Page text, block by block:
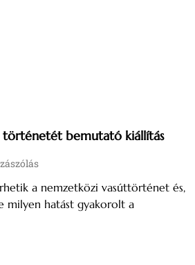
történetét bemutató kiállítás
a nemzetközi vasúttörténet és,
milyen hatást gyakorolt a